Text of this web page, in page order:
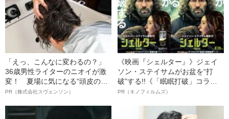
「えっ、こんなに変わるの？」
36歳男性ライターのニオイが激
変！ 夏場に気になる“頭皮のニ
オイ”や“ベタつき”を解消す
ト”が生み出した徹底ケアとは
PR（株式会社スヴェンソン）
《映画『シェルター』》ジェイ
ソン・ステイサムがお盆を“打
破”する!!《「眠眠打破」コラ
ボ》
PR（キノフィルムズ）